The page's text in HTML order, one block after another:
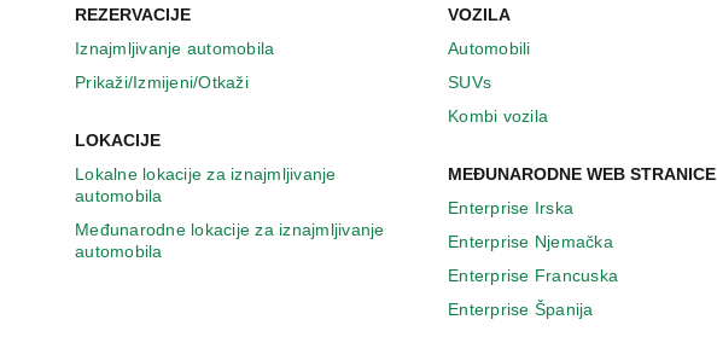
o
r
REZERVACIJE
Iznajmljivanje automobila
Prikaži/Izmijeni/Otkaži
LOKACIJE
Lokalne lokacije za iznajmljivanje
automobila
Međunarodne lokacije za iznajmljivanje
automobila
VOZILA
Automobili
SUVs
Kombi vozila
MEĐUNARODNE WEB STRANICE
Enterprise Irska
Enterprise Njemačka
Enterprise Francuska
Enterprise Španija